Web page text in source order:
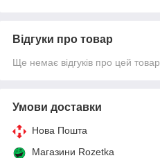
Відгуки про товар
Ще немає відгуків про цей товар
Умови доставки
Нова Пошта
Магазини Rozetka